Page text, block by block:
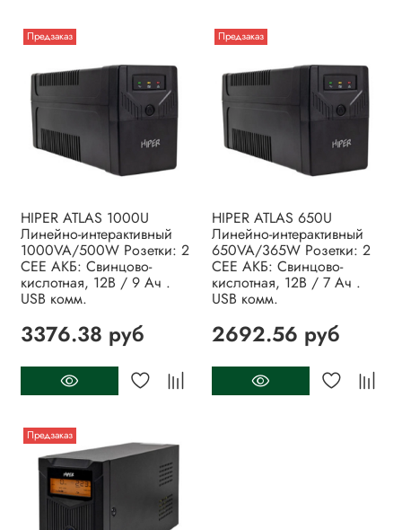
Предзаказ
HIPER ATLAS 1000U
Линейно-интерактивный
1000VA/500W Розетки: 2
CEE АКБ: Свинцово-
кислотная, 12В / 9 Ач .
USB комм.
3376.38 руб
Предзаказ
HIPER ATLAS 650U
Линейно-интерактивный
650VA/365W Розетки: 2
CEE АКБ: Свинцово-
кислотная, 12В / 7 Ач .
USB комм.
2692.56 руб
Предзаказ